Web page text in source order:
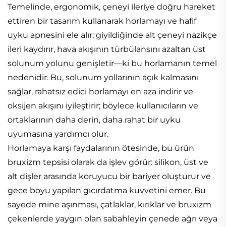
Temelinde, ergonomik, çeneyi ileriye doğru hareket
ettiren bir tasarım kullanarak horlamayı ve hafif
uyku apnesini ele alır: giyildiğinde alt çeneyi nazikçe
ileri kaydırır, hava akışının türbülansını azaltan üst
solunum yolunu genişletir—ki bu horlamanın temel
nedenidir. Bu, solunum yollarının açık kalmasını
sağlar, rahatsız edici horlamayı en aza indirir ve
oksijen akışını iyileştirir; böylece kullanıcıların ve
ortaklarının daha derin, daha rahat bir uyku
uyumasına yardımcı olur.
Horlamaya karşı faydalarının ötesinde, bu ürün
bruxizm tepsisi olarak da işlev görür: silikon, üst ve
alt dişler arasında koruyucu bir bariyer oluşturur ve
gece boyu yapılan gıcırdatma kuvvetini emer. Bu
sayede mine aşınması, çatlaklar, kırıklar ve bruxizm
çekenlerde yaygın olan sabahleyin çenede ağrı veya